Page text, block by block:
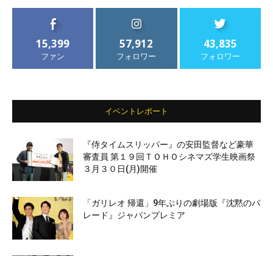
15,399
ファン
57,912
フォロワー
43,835
フォロワー
イベントレポート
『侍タイムスリッパー』の安田監督など豪華
審査員 第１９回ＴＯＨＯシネマズ学生映画祭
３月３０日(月)開催
「ガリレオ 帰還」9年ぶりの劇場版『沈黙のパ
レード』ジャパンプレミア